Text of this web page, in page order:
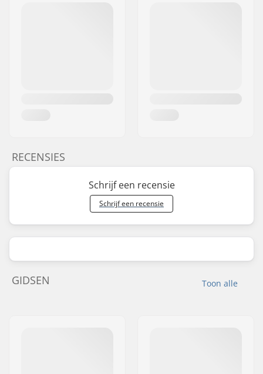
RECENSIES
Schrijf een recensie
Schrijf een recensie
Toon alle
GIDSEN